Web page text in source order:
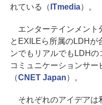
れている（ ITmedia）。
エンターテインメント
とEXILEら所属のLDHが
ンでもリアルでもLDH
コミュニケーションサー
（CNET Japan）。
それぞれのアイデアは